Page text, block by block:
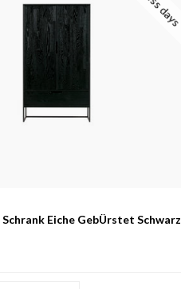
Eiche GebÜrstet Schwarz